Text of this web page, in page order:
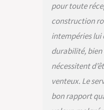
pour toute
construction
intempéries lui
durabilité,
nécessitent
venteux. Le
bon rapport